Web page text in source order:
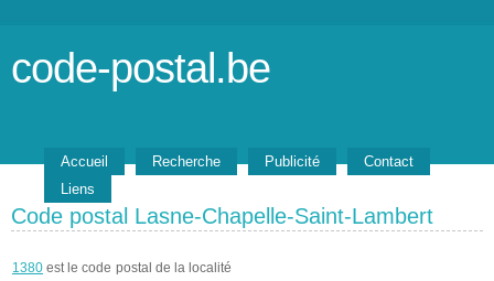
code-postal.be
Accueil Recherche Publicité
Contact
Liens
Code postal Lasne-Chapelle-Saint-Lambert
1380 est le code postal de la localité